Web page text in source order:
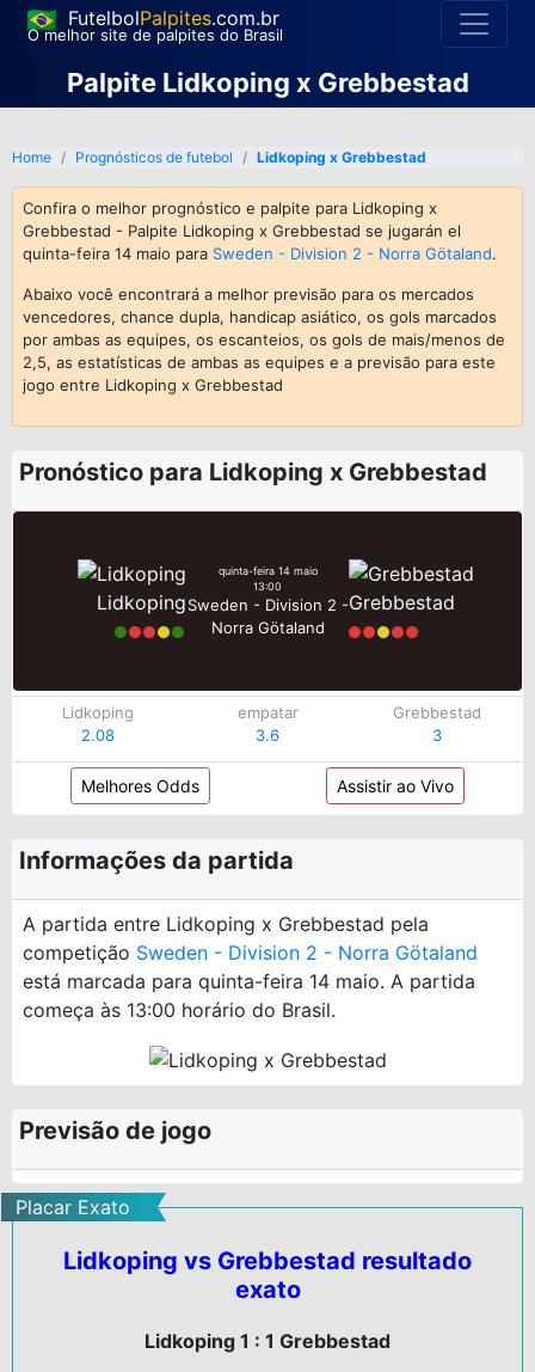
FutelbolPalpites.com.br
O melhor site de palpites do Brasil
Palpite Lidkoping x Grebbestad
Home Prognósticos de futebol Lidkoping x Grebbestad
Confira o melhor prognóstico e palpite para Lidkoping x
Grebbestad - Palpite Lidkoping x Grebbestad se jugarán el
quinta-feira 14 maio para Sweden - Division 2 - Norra Götaland.
Abaixo você encontrará a melhor previsão para os mercados
vencedores, chance dupla, handicap asiático, os gols marcados
por ambas as equipes, os escanteios, os gols de mais/menos de
2,5, as estatísticas de ambas as equipes e a previsão para este
jogo entre Lidkoping x Grebbestad
Pronóstico para Lidkoping x Grebbestad
Lidkoping
quinta-feira 14 maio
13:00
Sweden - Division 2 -
Norra Götaland
Grebbestad
Lidkoping
2.08
empatar
3.6
Grebbestad
3
Melhores Odds Assistir ao Vivo
Informações da partida
A partida entre Lidkoping x Grebbestad pela
competição Sweden - Division 2 - Norra Götaland
está marcada para quinta-feira 14 maio. A partida
começa às 13:00 horário do Brasil.
Previsão de jogo
Placar Exato
Lidkoping vs Grebbestad resultado
exato
Lidkoping 1 : 1 Grebbestad